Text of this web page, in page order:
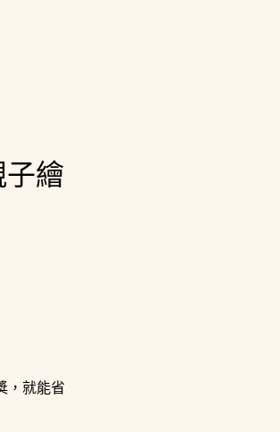
繪
，就能省